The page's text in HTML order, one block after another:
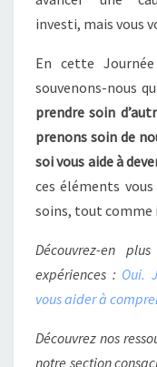
investi, mais vous
En cette
souvenons-nous
prendre soin
prenons soin de
soi vous aide à
ces éléments
soins, tout comme
Découvrez-en
expériences : Oui.
vous aider à
Découvrez nos
notre section